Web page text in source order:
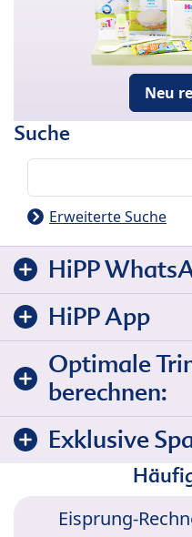
Neu
Suche
Erweiterte Suche
HiPP
HiPP App
Optimale
berechnen:
Exklusive
Eisprung-